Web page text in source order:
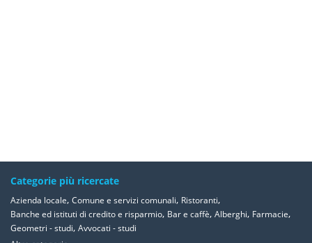
Categorie più ricercate
Azienda locale, Comune e servizi comunali, Ristoranti,
Banche ed istituti di credito e risparmio, Bar e caffè, Alberghi, Farmacie,
Geometri - studi, Avvocati - studi